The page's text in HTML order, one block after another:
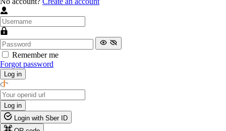
Remember me
Forgot password
Log in
Log in
Login with Sber ID